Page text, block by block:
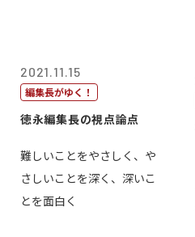
2021.11.15
編集長がゆく！
徳永編集長の視点論点
難しいことをやさしく、や
さしいことを深く、深いこ
とを面白く